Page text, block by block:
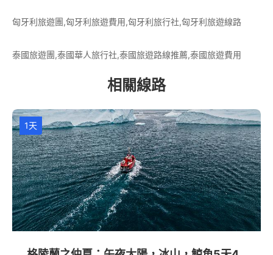
匈牙利旅遊團,匈牙利旅遊費用,匈牙利旅行社,匈牙利旅遊線路
泰國旅遊團,泰國華人旅行社,泰國旅遊路線推薦,泰國旅遊費用
相關線路
1天